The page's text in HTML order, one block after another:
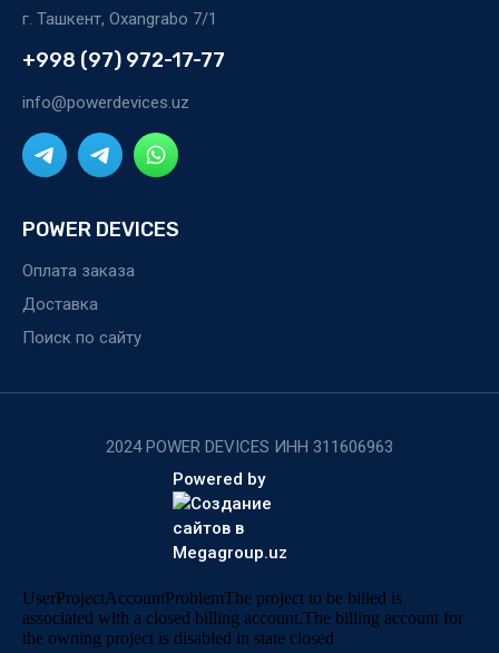
г. Ташкент, Oxangrabo 7/1
+998 (97) 972-17-77
info@powerdevices.uz
POWER DEVICES
Оплата заказа
Доставка
Поиск по сайту
2024 POWER DEVICES ИНН 311606963
Powered by